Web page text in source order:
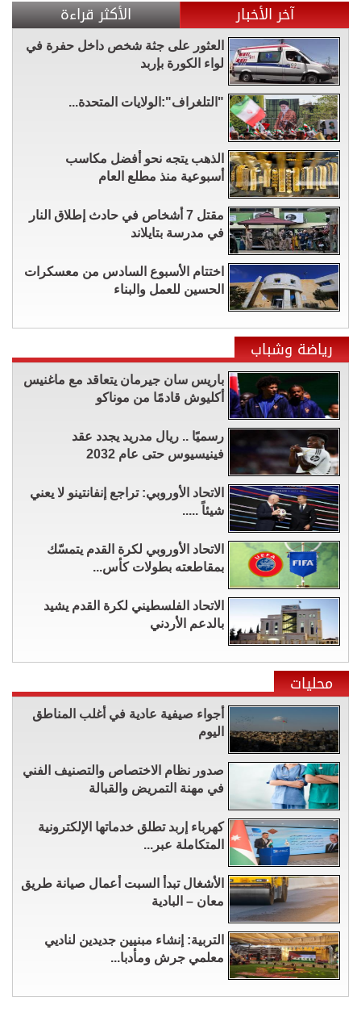
آخر الأخبار الأكثر قراءة
العثور على جثة شخص داخل حفرة في
لواء الكورة بإربد
"التلغراف":الولايات المتحدة...
الذهب يتجه نحو أفضل مكاسب
أسبوعية منذ مطلع العام
مقتل 7 أشخاص في حادث إطلاق النار
في مدرسة بتايلاند
اختتام الأسبوع السادس من معسكرات
الحسين للعمل والبناء
رياضة وشباب
باريس سان جيرمان يتعاقد مع ماغنيس
أكليوش قادمًا من موناكو
رسميًا .. ريال مدريد يجدد عقد
فينيسيوس حتى عام 2032
الاتحاد الأوروبي: تراجع إنفانتينو لا يعني
شيئاً .....
الاتحاد الأوروبي لكرة القدم يتمسّك
بمقاطعته بطولات كأس...
الاتحاد الفلسطيني لكرة القدم يشيد
بالدعم الأردني
محليات
أجواء صيفية عادية في أغلب المناطق
اليوم
صدور نظام الاختصاص والتصنيف الفني
في مهنة التمريض والقبالة
كهرباء إربد تطلق خدماتها الإلكترونية
المتكاملة عبر...
الأشغال تبدأ السبت أعمال صيانة طريق
معان – البادية
التربية: إنشاء مبنيين جديدين لناديي
معلمي جرش ومأدبا...